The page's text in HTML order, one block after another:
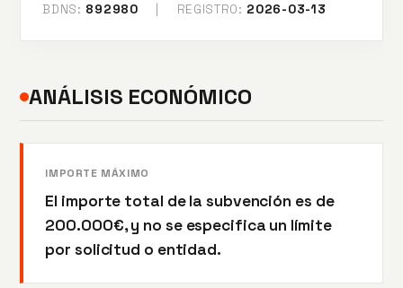
BDNS: 892980 REGISTRO: 2026-03-13
ANÁLISIS ECONÓMICO
IMPORTE MÁXIMO
El importe total de la subvención es de
200.000€, y no se especifica un límite
por solicitud o entidad.